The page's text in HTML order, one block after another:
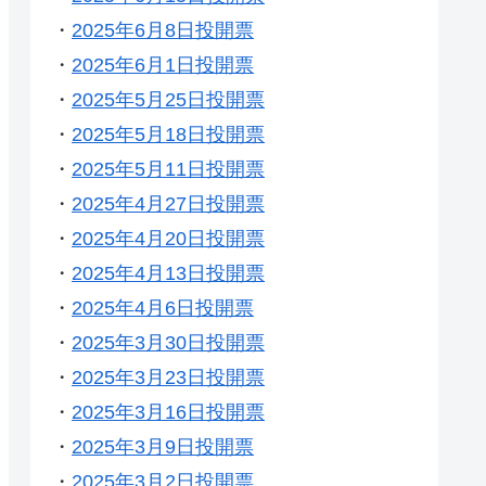
・ 2025年6月8日投開票
・ 2025年6月1日投開票
・ 2025年5月25日投開票
・ 2025年5月18日投開票
・ 2025年5月11日投開票
・ 2025年4月27日投開票
・ 2025年4月20日投開票
・ 2025年4月13日投開票
・ 2025年4月6日投開票
・ 2025年3月30日投開票
・ 2025年3月23日投開票
・ 2025年3月16日投開票
・ 2025年3月9日投開票